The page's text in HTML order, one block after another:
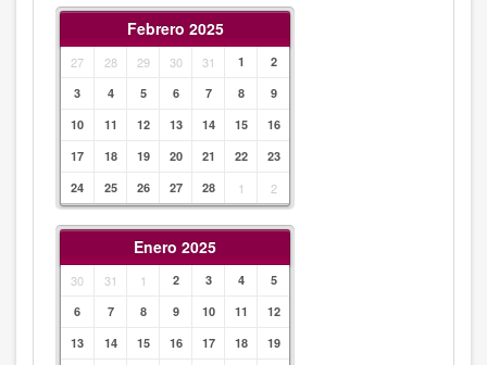
Febrero 2025
27 28 29 30 31 1
2
3
4 5 6 7 8
9
10
11 12 13 14 15
16
17
18 19 20 21 22
23
24
25 26 27 28 1 2
Enero 2025
30 31 1 2 3 4
5
6
7 8 9 10 11
12
13
14 15 16 17 18
19